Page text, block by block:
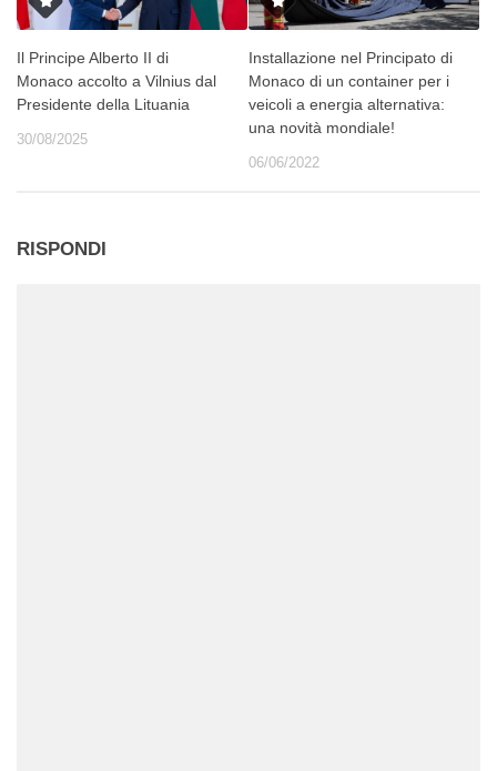
Il Principe Alberto II di
Monaco accolto a Vilnius dal
Presidente della Lituania
30/08/2025
Installazione nel Principato di
Monaco di un container per i
veicoli a energia alternativa:
una novità mondiale!
06/06/2022
RISPONDI